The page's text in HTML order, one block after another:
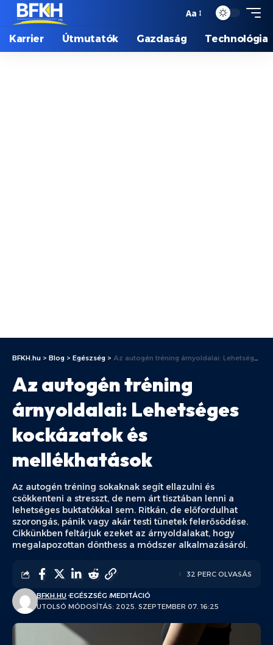
Aa
Karrier Útmutatók Gazdaság Technológia
BFKH.hu > Blog > Egészség > Az autogén tréning árnyoldalai: Lehetséges kockázatok és mellékhatások
Az autogén tréning
árnyoldalai: Lehetséges
kockázatok és
mellékhatások
Az autogén tréning sokaknak segít ellazulni és
csökkenteni a stresszt, de nem árt tisztában lenni a
lehetséges buktatókkal sem. Ritkán, de előfordulhat
szorongás, pánik vagy akár testi tünetek felerősödése.
Cikkünkben feltárjuk ezeket az árnyoldalakat, hogy
megalapozottan dönthess a módszer alkalmazásáról.
UTOLSÓ MÓDOSÍTÁS: 2025. SZEPTEMBER 07. 16:25
BFKH.HU EGÉSZSÉG MEDITÁCIÓ
32 PERC OLVASÁS